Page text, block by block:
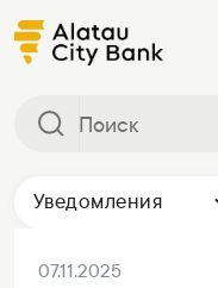
Уведомления
07.11.2025